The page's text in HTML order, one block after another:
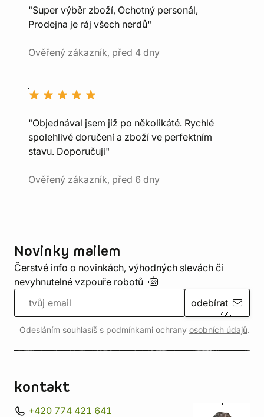
"Super výběr zboží, Ochotný personál,
Prodejna je ráj všech nerdů"
Ověřený zákazník, před 4 dny
"Objednával jsem již po několikáté. Rychlé
spolehlivé doručení a zboží ve perfektním
stavu. Doporučuji"
Ověřený zákazník, před 6 dny
Novinky mailem
Čerstvé info o novinkách, výhodných slevách či
nevyhnutelné vzpouře robotů
odebírat
Odesláním souhlasíš s podmínkami ochrany osobních údajů.
kontakt
+420 774 421 641